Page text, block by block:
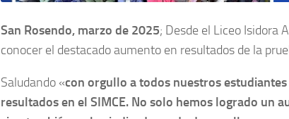
San Rosendo, marzo de 2025; Desde el Liceo Isidora
conocer el destacado aumento en resultados de la
Saludando «con orgullo a todos nuestros
resultados en el SIMCE. No solo hemos logrado un